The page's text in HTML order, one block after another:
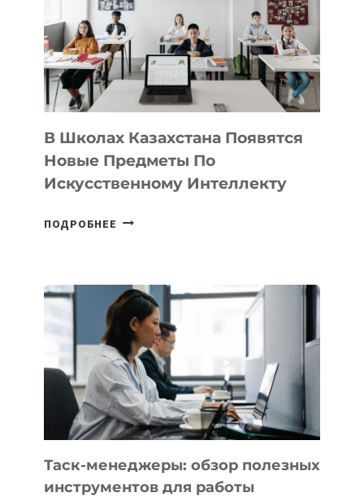
BY
MOST
—
МЕЖДУНАРОДНУЮ
ПРОГРАММУ
ДЛЯ
ТЕХНОЛОГИЧЕСКИХ
В Школах Казахстана Появятся
Новые Предметы По
Искусственному Интеллекту
ПОДРОБНЕЕ В
НОВЫЕ
ПРЕДМЕТЫ
ПО
ИСКУССТВЕННОМУ
ИНТЕЛЛЕКТУ
Таск-менеджеры: обзор полезных
инструментов для работы